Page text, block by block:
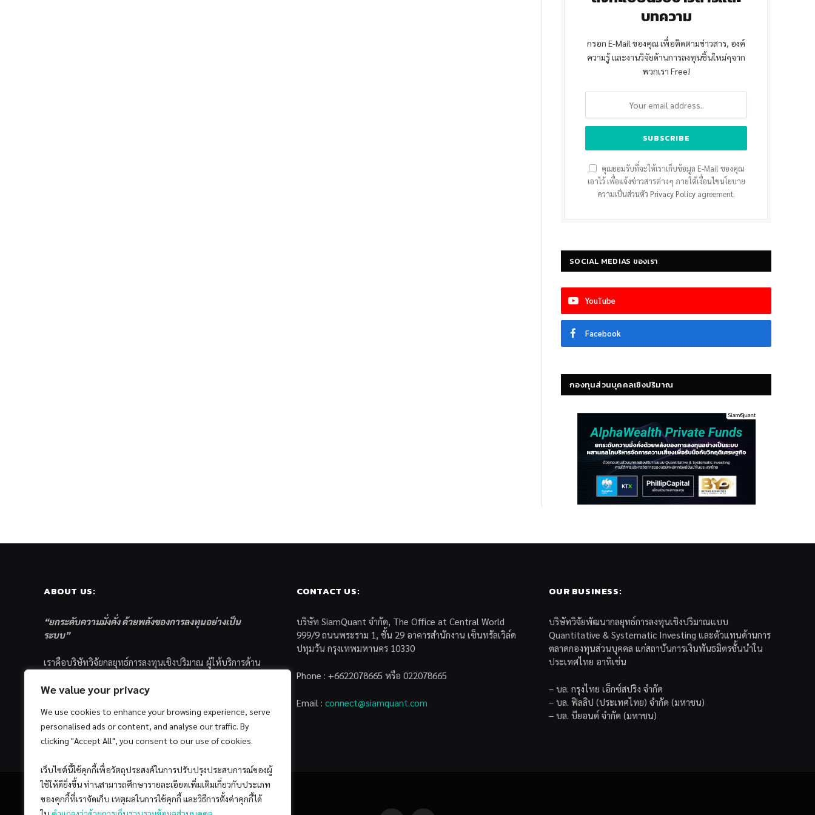
We value your privacy
We use cookies to enhance your browsing experience, serve
personalised ads or content, and analyse our traffic. By
clicking "Accept All", you consent to our use of cookies.
เว็บไซต์นี้ใช้คุกกี้เพื่อวัตถุประสงค์ในการปรับปรุงประสบการณ์ของผู้
ใช้ให้ดียิ่งขึ้น ท่านสามารถศึกษารายละเอียดเพิ่มเติมเกี่ยวกับประเภท
ของคุกกี้ที่เราจัดเก็บ เหตุผลในการใช้คุกกี้ และวิธีการตั้งค่าคุกกี้ได้
บทความ
กรอก E-Mail ของคุณ เพื่อติดตามข่าวสาร, องค์
ความรู้ และงานวิจัยด้านการลงทุนชิ้นใหม่ๆจาก
พวกเรา Free!
คุณยอมรับที่จะให้เราเก็บข้อมูล E-Mail ของคุณ
เอาไว้ เพื่อแจ้งข่าวสารต่างๆ ภายใต้เงื่อนไขนโยบาย
ความเป็นส่วนตัว Privacy Policy agreement.
SOCIAL MEDIAS ของเรา
YouTube
Facebook
กองทุนส่วนบุคคลเชิงปริมาณ
ABOUT US:
“ยกระดับความมั่งคั่ง ด้วยพลังของการลงทุนอย่างเป็น
ระบบ”
เราคือบริษัทวิจัยกลยุทธ์การลงทุนเชิงปริมาณ ผู้ให้บริการด้าน
ส่วนบุคคล ซึ่งมีเป้าหมายที่จะช่วยเหลือให้นักลงทุนไทย
ด้วยแนวคิดและกระบวนการลงทุนอย่างเป็นระบบแบบ
Quantitative & Systematic Investing
CONTACT US:
บริษัท SiamQuant จำกัด, The Office at Central World
999/9 ถนนพระราม 1, ชั้น 29 อาคารสำนักงาน เซ็นทรัลเวิล์ด
ปทุมวัน กรุงเทพมหานคร 10330
Phone : +6622078665 หรือ 022078665
Email : connect@siamquant.com
OUR BUSINESS:
บริษัทวิจัยพัฒนากลยุทธ์การลงทุนเชิงปริมาณแบบ
Quantitative & Systematic Investing และตัวแทนด้านการ
ตลาดกองทุนส่วนบุคคล แก่สถาบันการเงินพันธมิตรชั้นนำใน
ประเทศไทย อาทิเช่น
– บล. กรุงไทย เอ็กซ์สปริง จำกัด
– บล. ฟิลลิป (ประเทศไทย) จำกัด (มหาชน)
– บล. บียอนด์ จำกัด (มหาชน)